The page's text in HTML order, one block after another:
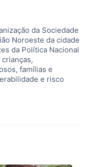
da Sociedade
Noroeste da cidade
da Política Nacional
famílias e
e risco